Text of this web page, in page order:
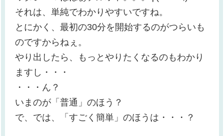
それは、単純でわかりやすいですね。
とにかく、最初の30分を開始するのがつらいも
のですからねぇ。
やり出したら、もっとやりたくなるのもわかり
ますし・・・
・・・ん？
いまのが「普通」のほう？
で、では、「すごく簡単」のほうは・・・？